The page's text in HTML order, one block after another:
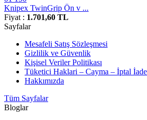
Knipex TwinGrip Ön v ...
Fiyat : 1.701,60 TL
Sayfalar
Mesafeli Satış Sözleşmesi
Gizlilik ve Güvenlik
Kişisel Veriler Politikası
Tüketici Haklari – Cayma – İptal
Hakkımızda
Tüm Sayfalar
Bloglar